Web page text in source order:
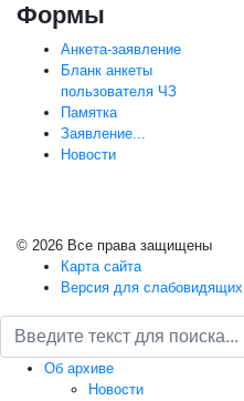
Формы
Анкета-заявление
Бланк анкеты
пользователя ЧЗ
Памятка
Заявление...
Новости
© 2026 Все права защищены
Карта сайта
Версия для слабовидящих
Об архиве
Новости